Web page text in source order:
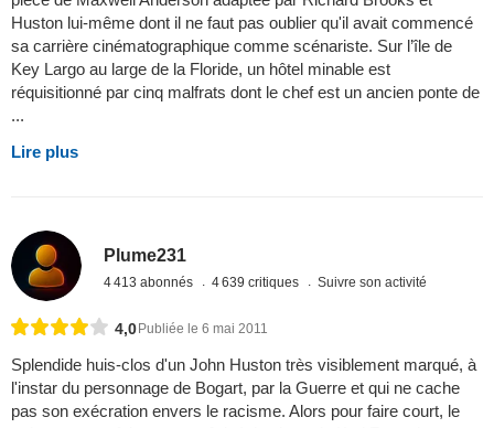
Huston lui-même dont il ne faut pas oublier qu'il avait commencé
sa carrière cinématographique comme scénariste. Sur l’île de
Key Largo au large de la Floride, un hôtel minable est
réquisitionné par cinq malfrats dont le chef est un ancien ponte de
...
Lire plus
Plume231
4 413 abonnés 4 639 critiques Suivre son activité
4,0 Publiée le 6 mai 2011
Splendide huis-clos d'un John Huston très visiblement marqué, à
l'instar du personnage de Bogart, par la Guerre et qui ne cache
pas son exécration envers le racisme. Alors pour faire court, le